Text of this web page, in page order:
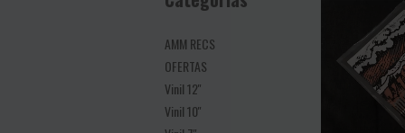
AMM RECS
OFERTAS
Vinil 12''
Vinil 10''